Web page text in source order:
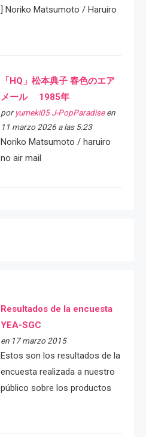
Noriko Matsumoto / Haruiro
「HQ」松本典子 春色のエア
メール 1985年
por yumeki05 J-PopParadiseen
11 marzo 2026 a las 5:23
Noriko Matsumoto / haruiro
no air mail
Resultados de la encuesta
YEA-SGC
en 17 marzo 2015
Estos son los resultados de la
encuesta realizada a nuestro
público sobre los productos